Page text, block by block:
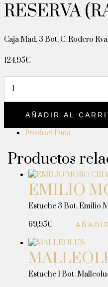
RESERVA
Caja Mad. 3 Bot. C. Rodero
124,95€
AÑADIR AL
Product Data
Productos
EMILIO
Estuche 3 Bot. Emilio
69,95€
Estuche 1 Bot.